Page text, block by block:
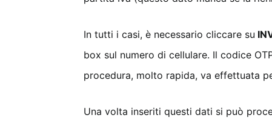
In tutti i casi, è necessario cliccare su
box sul numero di cellulare. Il codice
procedura, molto rapida, va effettuata
Una volta inseriti questi dati si può